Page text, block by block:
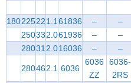
180225221.161836 – –
250332.061936 – –
280312.016036 – –
280462.1 6036
6036
ZZ
6036-
2RS